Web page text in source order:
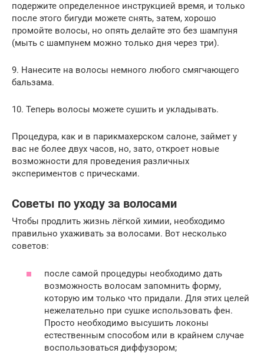
подержите определенное инструкцией время, и только
после этого бигуди можете снять, затем, хорошо
промойте волосы, но опять делайте это без шампуня
(мыть с шампунем можно только дня через три).
9. Нанесите на волосы немного любого смягчающего
бальзама.
10. Теперь волосы можете сушить и укладывать.
Процедура, как и в парикмахерском салоне, займет у
вас не более двух часов, но, зато, откроет новые
возможности для проведения различных
экспериментов с прическами.
Советы по уходу за волосами
Чтобы продлить жизнь лёгкой химии, необходимо
правильно ухаживать за волосами. Вот несколько
советов:
после самой процедуры необходимо дать
возможность волосам запомнить форму,
которую им только что придали. Для этих целей
нежелательно при сушке использовать фен.
Просто необходимо высушить локоны
естественным способом или в крайнем случае
воспользоваться диффузором;